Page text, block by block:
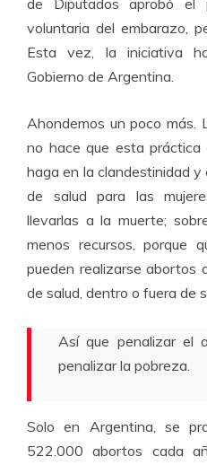
de Diputados aprobó el
voluntaria del embarazo,
Esta vez, la iniciativa
Gobierno de Argentina.
Ahondemos un poco más.
no hace que esta práctica
haga en la clandestinidad
de salud para las
llevarlas a la muerte;
menos recursos, porque
pueden realizarse abortos
de salud, dentro o fuera de
Así que penalizar el
penalizar la pobreza.
Solo en Argentina, se
522.000 abortos cada